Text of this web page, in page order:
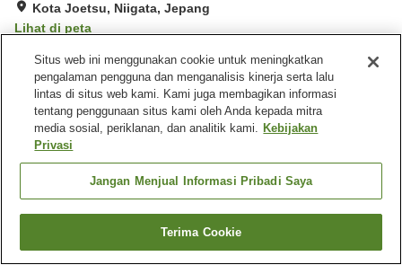
Kota Joetsu, Niigata, Jepang
Lihat di peta
Sangat baik Ulasan: 218
Fasilitas properti
Tempat parkir
Spa / Salon kecantikan
Restoran
Beranda Jepang Niigata
Kota Joetsu
APA Hotel Joetsu-Myoko-Ekimae
Cari kamar
Situs web ini menggunakan cookie untuk meningkatkan
pengalaman pengguna dan menganalisis kinerja serta lalu
lintas di situs web kami. Kami juga membagikan informasi
tentang penggunaan situs kami oleh Anda kepada mitra
media sosial, periklanan, dan analitik kami. Kebijakan
Privasi
Jangan Menjual Informasi Pribadi Saya
Terima Cookie